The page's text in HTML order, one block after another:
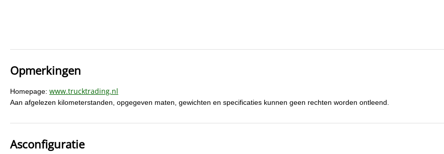
Opmerkingen
Homepage: www.trucktrading.nl
Aan afgelezen kilometerstanden, opgegeven maten, gewichten en specificaties kunnen geen rechten worden ontleend.
Asconfiguratie